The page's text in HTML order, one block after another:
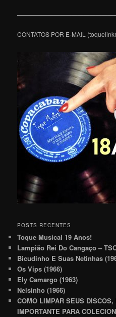
CONTATOS POR E-MAIL
POSTS RECENTES
Toque Musical 19 Anos!
Lampião Rei Do Cangaço –
Bicudinho E Suas Netinhas
Os Vips (1966)
Ely Camargo (1963)
Nelsinho (1966)
COMO LIMPAR SEUS
IMPORTANTE PARA